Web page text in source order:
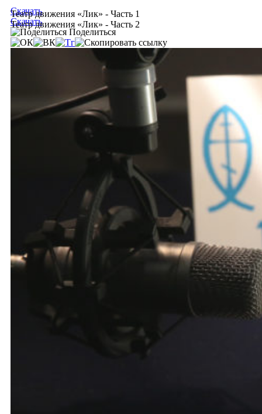
Театр движения «Лик» - Часть 1
Скачать
Театр движения «Лик» - Часть 2
Скачать
Поделиться